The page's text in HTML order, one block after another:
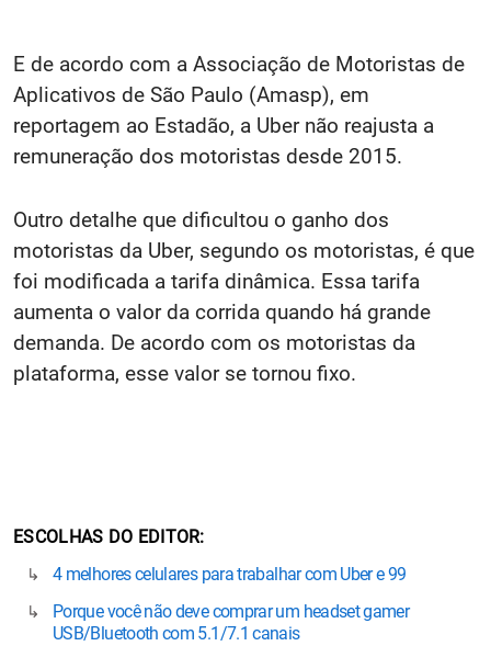
E de acordo com a Associação de Motoristas de
Aplicativos de São Paulo (Amasp), em
reportagem ao Estadão, a Uber não reajusta a
remuneração dos motoristas desde 2015.
Outro detalhe que dificultou o ganho dos
motoristas da Uber, segundo os motoristas, é que
foi modificada a tarifa dinâmica. Essa tarifa
aumenta o valor da corrida quando há grande
demanda. De acordo com os motoristas da
plataforma, esse valor se tornou fixo.
ESCOLHAS DO EDITOR
4 melhores celulares para trabalhar com Uber e 99
Porque você não deve comprar um headset gamer
USB/Bluetooth com 5.1/7.1 canais